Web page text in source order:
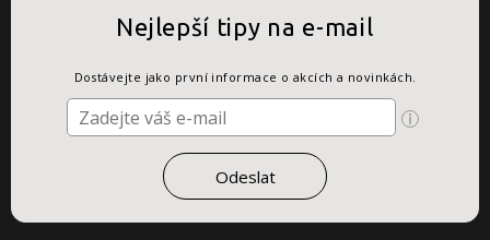
Nejlepší tipy na e-mail
Dostávejte jako první informace o akcích a novinkách.